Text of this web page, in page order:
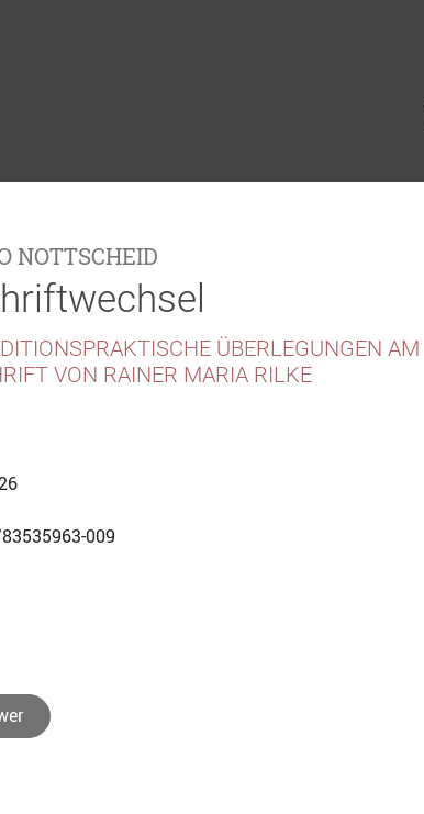
NOTTSCHEID
ÜBERLEGUNGEN AM
VON RAINER MARIA RILKE
009